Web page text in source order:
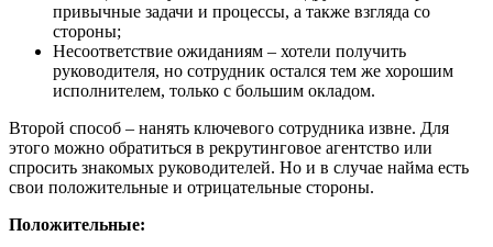
привычные задачи и процессы, а также взгляда со
стороны;
Несоответствие ожиданиям – хотели получить
руководителя, но сотрудник остался тем же хорошим
исполнителем, только с большим окладом.
Второй способ – нанять ключевого сотрудника извне. Для
этого можно обратиться в рекрутинговое агентство или
спросить знакомых руководителей. Но и в случае найма есть
свои положительные и отрицательные стороны.
Положительные: